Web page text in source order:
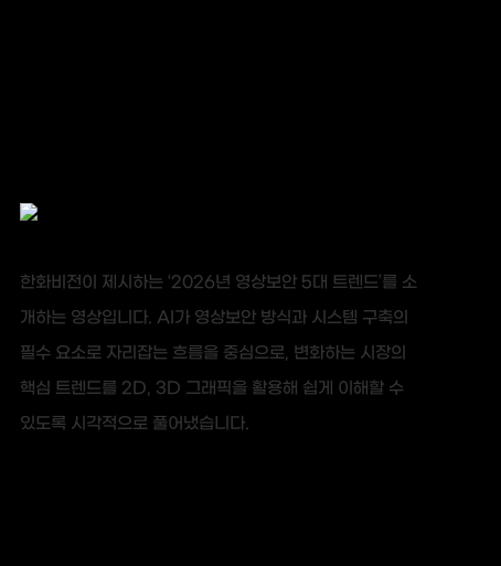
한화비전이 제시하는 ‘2026년 영상보안 5대 트렌드’를 소
개하는 영상입니다. AI가 영상보안 방식과 시스템 구축의
필수 요소로 자리잡는 흐름을 중심으로, 변화하는 시장의
핵심 트렌드를 2D, 3D 그래픽을 활용해 쉽게 이해할 수
있도록 시각적으로 풀어냈습니다.